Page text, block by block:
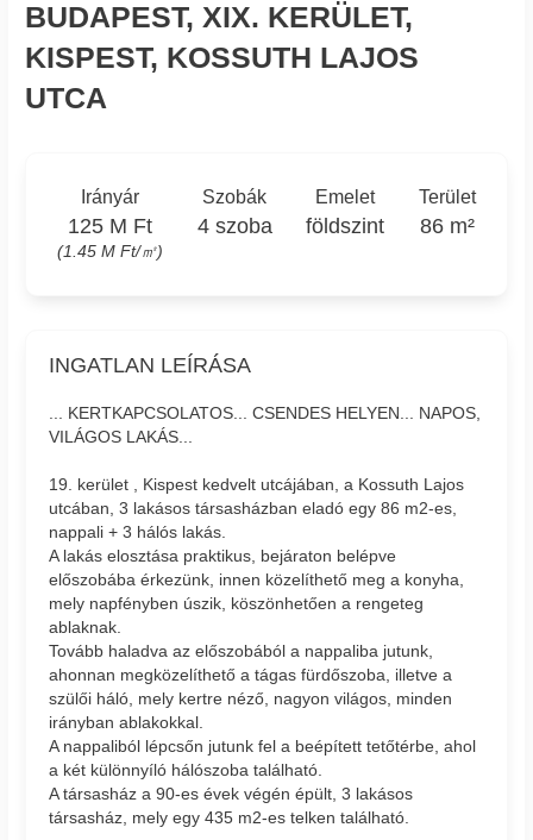
BUDAPEST, XIX. KERÜLET,
KISPEST, KOSSUTH LAJOS
UTCA
Irányár
125 M Ft
(1.45 M Ft/㎡)
Szobák
4 szoba
Emelet
földszint
Terület
86 m²
INGATLAN LEÍRÁSA
... KERTKAPCSOLATOS... CSENDES HELYEN... NAPOS,
VILÁGOS LAKÁS...
19. kerület , Kispest kedvelt utcájában, a Kossuth Lajos
utcában, 3 lakásos társasházban eladó egy 86 m2-es,
nappali + 3 hálós lakás.
A lakás elosztása praktikus, bejáraton belépve
előszobába érkezünk, innen közelíthető meg a konyha,
mely napfényben úszik, köszönhetően a rengeteg
ablaknak.
Tovább haladva az előszobából a nappaliba jutunk,
ahonnan megközelíthető a tágas fürdőszoba, illetve a
szülői háló, mely kertre néző, nagyon világos, minden
irányban ablakokkal.
A nappaliból lépcsőn jutunk fel a beépített tetőtérbe, ahol
a két különnyíló hálószoba található.
A társasház a 90-es évek végén épült, 3 lakásos
társasház, mely egy 435 m2-es telken található.